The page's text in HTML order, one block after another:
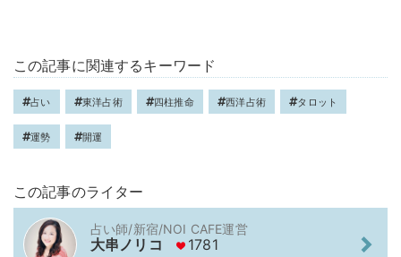
この記事に関連するキーワード
占い 東洋占術 四柱推命 西洋占術 タロット
運勢 開運
この記事のライター
占い師/新宿/NOI CAFE運営
大串ノリコ 1781